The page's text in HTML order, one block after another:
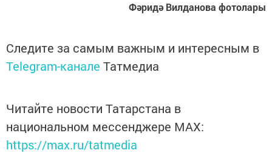
Фәридә Вилданова фотолары
Следите за самым важным и интересным в
Telegram-канале Татмедиа
Читайте новости Татарстана в
национальном мессенджере MАХ:
https://max.ru/tatmedia